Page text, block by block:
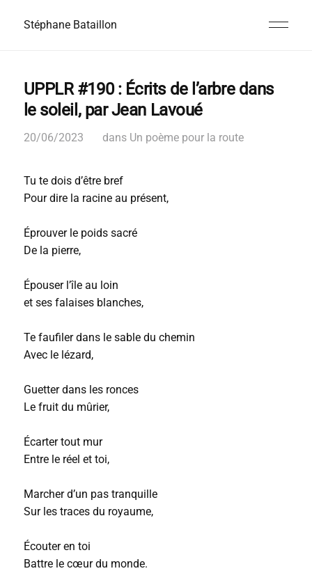
Stéphane Bataillon
UPPLR #190 : Écrits de l’arbre dans
le soleil, par Jean Lavoué
20/06/2023 dans Un poème pour la route
Tu te dois d’être bref
Pour dire la racine au présent,
Éprouver le poids sacré
De la pierre,
Épouser l’île au loin
et ses falaises blanches,
Te faufiler dans le sable du chemin
Avec le lézard,
Guetter dans les ronces
Le fruit du mûrier,
Écarter tout mur
Entre le réel et toi,
Marcher d’un pas tranquille
Sur les traces du royaume,
Écouter en toi
Battre le cœur du monde.